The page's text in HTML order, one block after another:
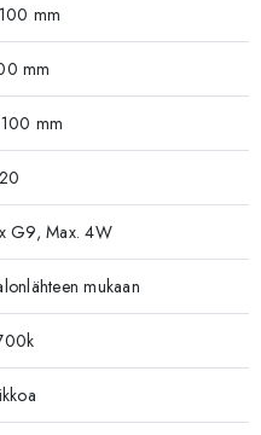
mm
mm
mm
G9, Max. 4W
mukaan